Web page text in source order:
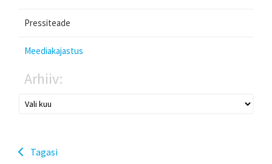
Pressiteade
Meediakajastus
Arhiiv:
Tagasi